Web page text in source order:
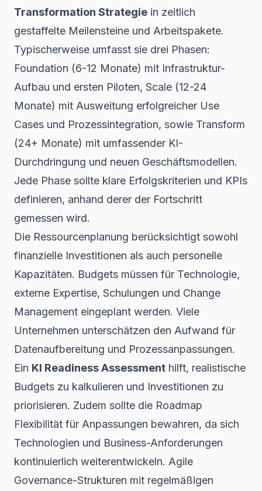
Transformation Strategie in zeitlich
gestaffelte Meilensteine und Arbeitspakete.
Typischerweise umfasst sie drei Phasen:
Foundation (6-12 Monate) mit Infrastruktur-
Aufbau und ersten Piloten, Scale (12-24
Monate) mit Ausweitung erfolgreicher Use
Cases und Prozessintegration, sowie Transform
(24+ Monate) mit umfassender KI-
Durchdringung und neuen Geschäftsmodellen.
Jede Phase sollte klare Erfolgskriterien und KPIs
definieren, anhand derer der Fortschritt
gemessen wird.
Die Ressourcenplanung berücksichtigt sowohl
finanzielle Investitionen als auch personelle
Kapazitäten. Budgets müssen für Technologie,
externe Expertise, Schulungen und Change
Management eingeplant werden. Viele
Unternehmen unterschätzen den Aufwand für
Datenaufbereitung und Prozessanpassungen.
Ein KI Readiness Assessment hilft, realistische
Budgets zu kalkulieren und Investitionen zu
priorisieren. Zudem sollte die Roadmap
Flexibilität für Anpassungen bewahren, da sich
Technologien und Business-Anforderungen
kontinuierlich weiterentwickeln. Agile
Governance-Strukturen mit regelmäßigen